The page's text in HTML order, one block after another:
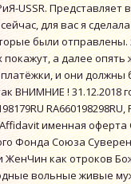
USSR.
для вас я
были отправлены.
покажут, а далее
и они должны
ВНИМНИЕ ! 31.12.2018
RА660198298RU,
именная оферта
Фонда Союза
как отроков
вольные живые